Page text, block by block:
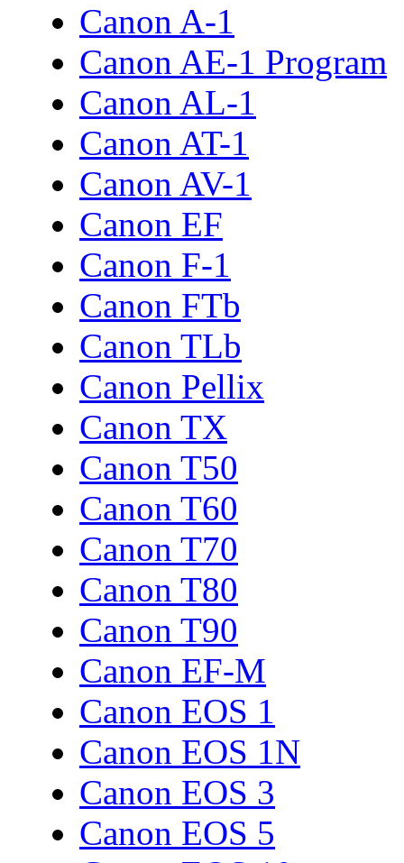
Canon A-1
Canon AE-1 Program
Canon AL-1
Canon AT-1
Canon AV-1
Canon EF
Canon F-1
Canon FTb
Canon TLb
Canon Pellix
Canon TX
Canon T50
Canon T60
Canon T70
Canon T80
Canon T90
Canon EF-M
Canon EOS 1
Canon EOS 1N
Canon EOS 3
Canon EOS 5